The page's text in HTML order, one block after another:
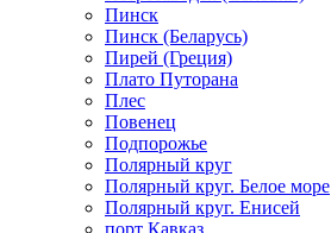
Пинск
Пинск (Беларусь)
Пирей (Греция)
Плато Путорана
Плес
Повенец
Подпорожье
Полярный круг
Полярный круг. Белое море
Полярный круг. Енисей
порт Кавказ